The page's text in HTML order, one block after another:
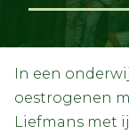
In een
oestrogenen
Liefmans met